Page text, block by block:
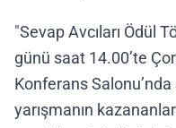
"Sevap Avcıları Ödül
günü saat 14.00’te
Konferans
yarışmanın